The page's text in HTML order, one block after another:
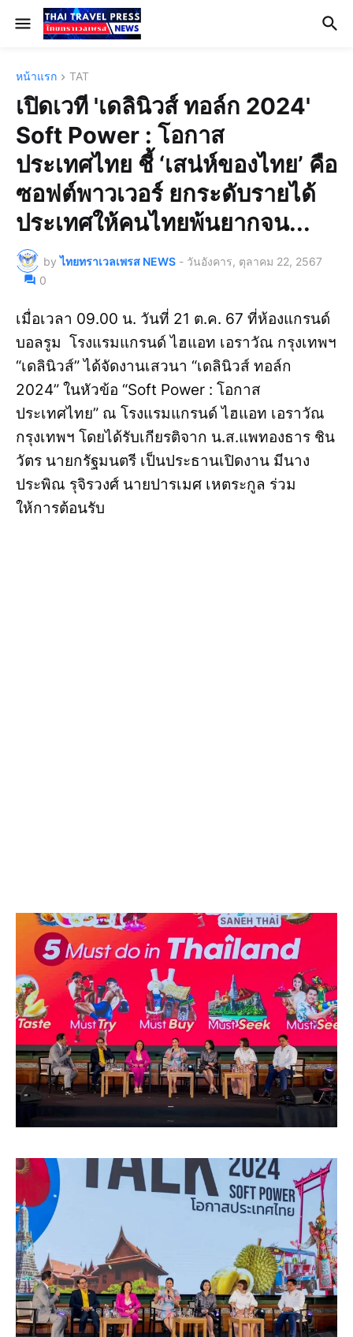
หน้าแรก TAT
เปิดเวที 'เดลินิวส์ ทอล์ก 2024'
Soft Power : โอกาส
ประเทศไทย ชี้ ‘เสน่ห์ของไทย’ คือ
ซอฟต์พาวเวอร์ ยกระดับรายได้
ประเทศให้คนไทยพ้นยากจน...
by ไทยทราเวลเพรส NEWS - วันอังคาร, ตุลาคม 22, 2567
0
เมื่อเวลา 09.00 น. วันที่ 21 ต.ค. 67 ที่ห้องแกรนด์
บอลรูม โรงแรมแกรนด์ ไฮแอท เอราวัณ กรุงเทพฯ
“เดลินิวส์” ได้จัดงานเสวนา “เดลินิวส์ ทอล์ก
2024” ในหัวข้อ “Soft Power : โอกาส
ประเทศไทย” ณ โรงแรมแกรนด์ ไฮแอท เอราวัณ
กรุงเทพฯ โดยได้รับเกียรติจาก น.ส.แพทองธาร ชิน
วัตร นายกรัฐมนตรี เป็นประธานเปิดงาน มีนาง
ประพิณ รุจิรวงศ์ นายปารเมศ เหตระกูล ร่วม
ให้การต้อนรับ